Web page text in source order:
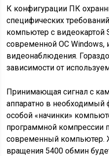
К конфигурации ПК
специфических
компьютер с видеокартой
современной ОС Windows,
видеонаблюдения.
зависимости от
Принимающая сигнал с
аппаратно в необходимый
особой «начинки»
программной компрессии
современный компьютер.
вращения 5400 обмин